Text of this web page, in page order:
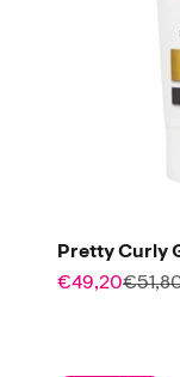
Pretty Curly
Angebot
€49,20